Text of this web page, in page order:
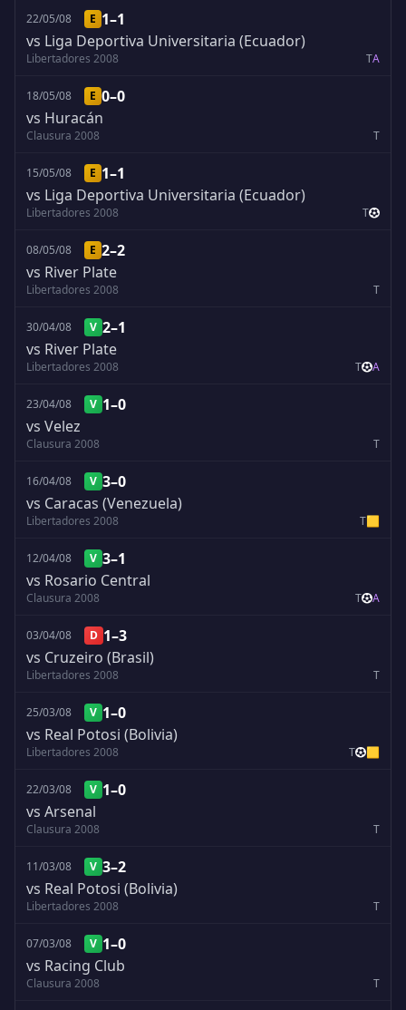
22/05/08 E 1–1
vs Liga Deportiva Universitaria (Ecuador)
Libertadores 2008 TA
18/05/08 E 0–0
vs Huracán
Clausura 2008 T
15/05/08 E 1–1
vs Liga Deportiva Universitaria (Ecuador)
Libertadores 2008 T
08/05/08 E 2–2
vs River Plate
Libertadores 2008 T
30/04/08 V 2–1
vs River Plate
Libertadores 2008 T A
23/04/08 V 1–0
vs Velez
Clausura 2008 T
16/04/08 V 3–0
vs Caracas (Venezuela)
Libertadores 2008 T🟨
12/04/08 V 3–1
vs Rosario Central
Clausura 2008 T A
03/04/08 D 1–3
vs Cruzeiro (Brasil)
Libertadores 2008 T
25/03/08 V 1–0
vs Real Potosi (Bolivia)
Libertadores 2008 T 🟨
22/03/08 V 1–0
vs Arsenal
Clausura 2008 T
11/03/08 V 3–2
vs Real Potosi (Bolivia)
Libertadores 2008 T
07/03/08 V 1–0
vs Racing Club
Clausura 2008 T